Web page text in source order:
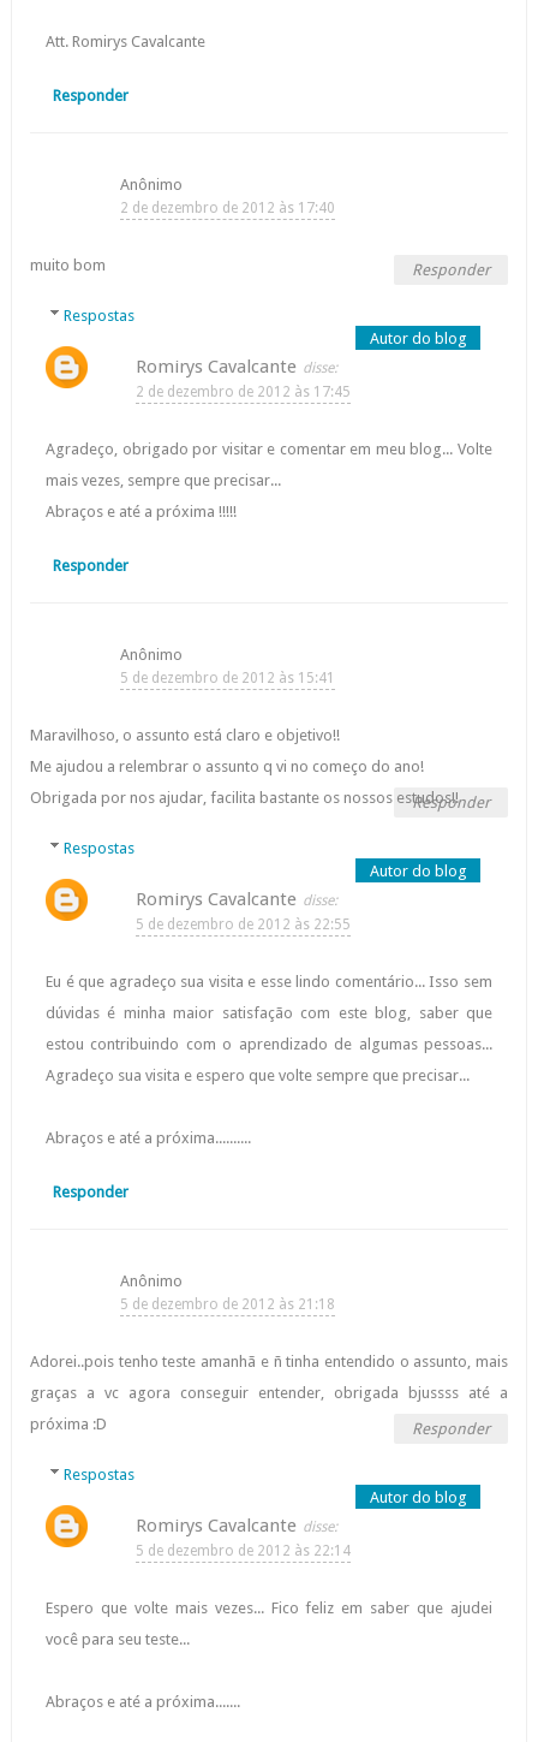
Att. Romirys Cavalcante
Responder
Anônimo
2 de dezembro de 2012 às 17:40
muito bom Responder
Respostas
Romirys Cavalcante
2 de dezembro de 2012 às 17:45
Agradeço, obrigado por visitar e comentar em meu blog... Volte
mais vezes, sempre que precisar...
Abraços e até a próxima !!!!!
Responder
Anônimo
5 de dezembro de 2012 às 15:41
Maravilhoso, o assunto está claro e objetivo!!
Me ajudou a relembrar o assunto q vi no começo do ano!
Obrigada por nos ajudar, facilita bastante os nossos estudos!!
Responder
Respostas
Romirys Cavalcante
5 de dezembro de 2012 às 22:55
Eu é que agradeço sua visita e esse lindo comentário... Isso sem
dúvidas é minha maior satisfação com este blog, saber que
estou contribuindo com o aprendizado de algumas pessoas...
Agradeço sua visita e espero que volte sempre que precisar...
Abraços e até a próxima..........
Responder
Anônimo
5 de dezembro de 2012 às 21:18
Adorei..pois tenho teste amanhã e ñ tinha entendido o assunto, mais
graças a vc agora conseguir entender, obrigada bjussss até a
próxima :D
Responder
Respostas
Romirys Cavalcante
5 de dezembro de 2012 às 22:14
Espero que volte mais vezes... Fico feliz em saber que ajudei
você para seu teste...
Abraços e até a próxima.......